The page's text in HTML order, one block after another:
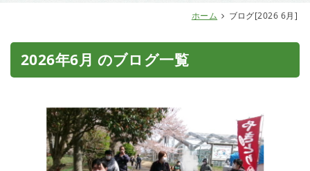
ホーム ブログ[2026 6月]
2026年6月 のブログ一覧